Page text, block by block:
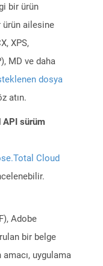
bir ürün
ürün ailesine
XPS,
MD ve daha
dosya
atın.
API sürüm
Cloud
Adobe
bir belge
amacı, uygulama